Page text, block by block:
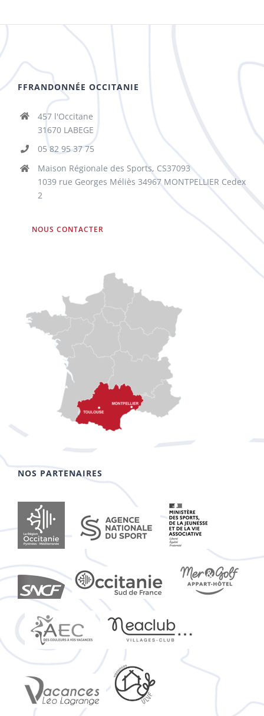
FFRANDONNÉE OCCITANIE
457 l'Occitane
31670 LABEGE
05 82 95 37 75
Maison Régionale des Sports, CS37093
1039 rue Georges Méliès 34967 MONTPELLIER Cedex
2
NOUS CONTACTER
NOS PARTENAIRES